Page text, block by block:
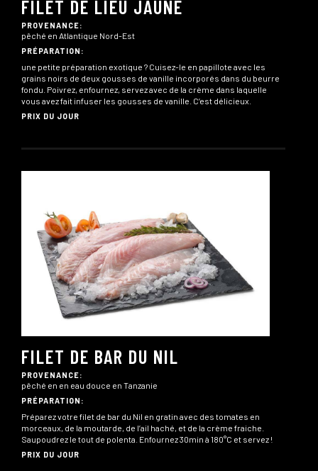
FILET DE LIEU JAUNE
PROVENANCE:
pêché en Atlantique Nord-Est
PRÉPARATION:
une petite préparation exotique ? Cuisez-le en papillote avec les
grains noirs de deux gousses de vanille incorporés dans du beurre
fondu. Poivrez, enfournez, servez avec de la crème dans laquelle
vous avez fait infuser les gousses de vanille. C’est délicieux.
PRIX DU JOUR
FILET DE BAR DU NIL
PROVENANCE:
pêché en en eau douce en Tanzanie
PRÉPARATION:
Préparez votre filet de bar du Nil en gratin avec des tomates en
morceaux, de la moutarde, de l’ail haché, et de la crème fraiche.
Saupoudrez le tout de polenta. Enfournez 30min à 180°C et servez !
PRIX DU JOUR